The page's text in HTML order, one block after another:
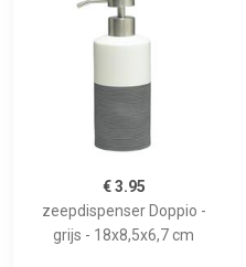
€ 3.95
zeepdispenser Doppio -
grijs - 18x8,5x6,7 cm